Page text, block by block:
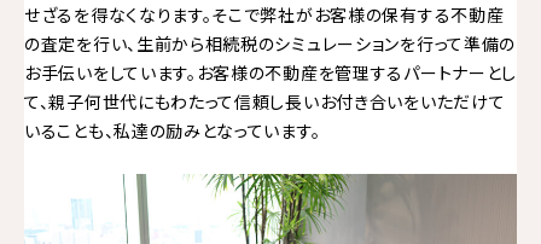
せざるを得なくなります。そこで弊社がお客様の保有する不動産
の査定を行い、生前から相続税のシミュレーションを行って準備の
お手伝いをしています。お客様の不動産を管理するパートナーとし
て、親子何世代にもわたって信頼し長いお付き合いをいただけて
いることも、私達の励みとなっています。